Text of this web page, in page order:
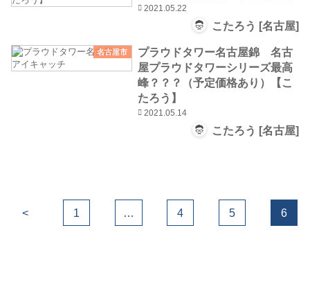
2021.05.22
こたろう [名古屋]
名古屋市
プラウドタワー名古屋錦 名古
屋プラウドタワーシリーズ最高
峰？？？（予定価格あり）【こ
たろう】
2021.05.14
こたろう [名古屋]
< 1 … 4 5 6